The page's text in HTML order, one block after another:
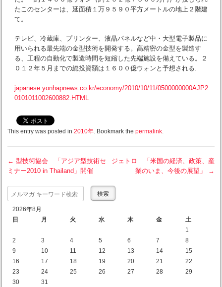
たこのセンターは、延面積１万９５９０平方メートルの地上２階建
て。
テレビ、冷蔵庫、プリンター、液晶パネルなど中・大型電子製品に
用いられる最先端の金型技術を開発する。高精密の金型を製造す
る、工程の自動化で製造時間を短縮した先端施設を備えている。２
０１２年５月までの総投資額は１６００億ウォンと予想される.
japanese.yonhapnews.co.kr/economy/2010/10/11/0500000000AJP2
0101011002600882.HTML
This entry was posted in 2010年. Bookmark the permalink.
Post navigation
← 型技術協会 「アジア型技術セ
ミナー2010 in Thailand」開催
ジェトロ 「米国の経済、政策、産
業のいま、今後の展望」
→
2026年8月
日
月 火 水 木 金 土
1
2
3 4 5 6 7
8
9
10 11 12 13 14
15
16
17 18 19 20 21
22
23
24 25 26 27 28
29
30
31